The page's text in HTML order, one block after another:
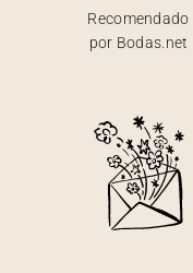
Recomendado
por Bodas.net